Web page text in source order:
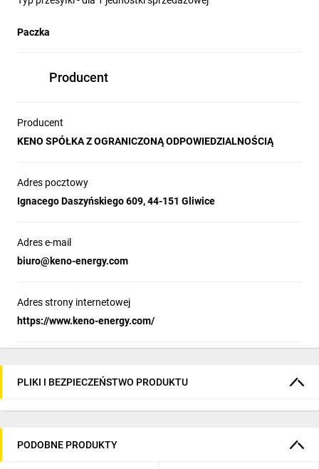
Paczka
Producent
Producent
KENO SPÓŁKA Z OGRANICZONĄ ODPOWIEDZIALNOŚCIĄ
Adres pocztowy
Ignacego Daszyńskiego 609, 44-151 Gliwice
Adres e-mail
biuro@keno-energy.com
Adres strony internetowej
https://www.keno-energy.com/
PLIKI I BEZPIECZEŃSTWO PRODUKTU
PODOBNE PRODUKTY